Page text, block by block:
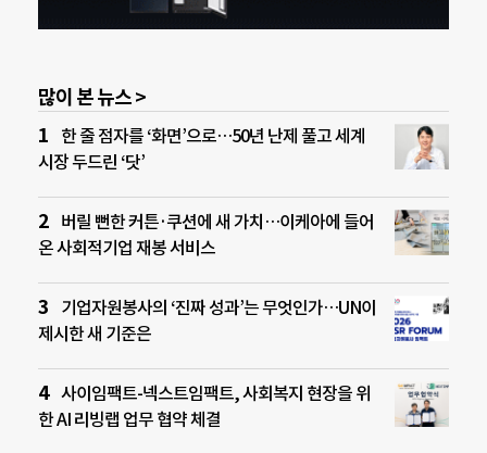
많이 본 뉴스 >
한 줄 점자를 ‘화면’으로…50년 난제 풀고 세계
시장 두드린 ‘닷’
버릴 뻔한 커튼·쿠션에 새 가치…이케아에 들어
온 사회적기업 재봉 서비스
기업자원봉사의 ‘진짜 성과’는 무엇인가…UN이
제시한 새 기준은
사이임팩트-넥스트임팩트, 사회복지 현장을 위
한 AI 리빙랩 업무 협약 체결